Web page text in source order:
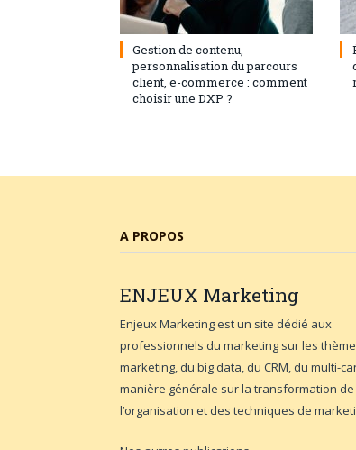
3 septembre 2024
Gestion de contenu,
personnalisation du parcours
client, e-commerce : comment
choisir une DXP ?
1
A PROPOS
ENJEUX Marketing
Enjeux Marketing est un site dédié aux
professionnels du marketing sur les
marketing, du big data, du CRM, du multi-
manière générale sur la transformation de
l’organisation et des techniques de